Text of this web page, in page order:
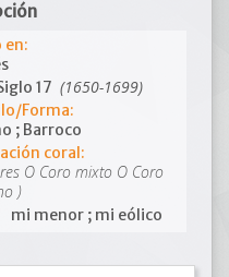
en:
17 (1650-1699)
Forma:
; Barroco
coral:
O Coro mixto O Coro
)
mi menor ; mi eólico